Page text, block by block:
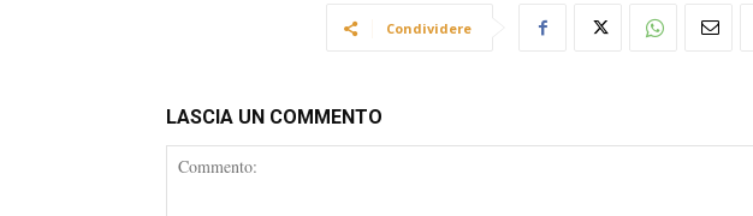
Condividere
LASCIA UN COMMENTO